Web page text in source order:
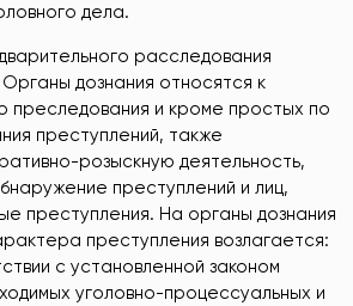
дела.
расследования
дознания относятся к
преследования и кроме простых по
преступлений, также
розыскную деятельность,
преступлений и лиц,
преступления. На органы дознания
преступления возлагается:
с установленной законом
уголовно-процессуальных и